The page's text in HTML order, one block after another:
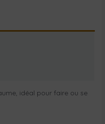
idéal pour faire ou se